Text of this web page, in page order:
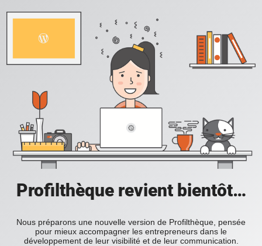
Profilthèque revient bientôt…
Nous préparons une nouvelle version de Profilthèque, pensée
pour mieux accompagner les entrepreneurs dans le
développement de leur visibilité et de leur communication.